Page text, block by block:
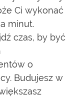
Ci wykonać
minut.
czas, by być
o
Budujesz w